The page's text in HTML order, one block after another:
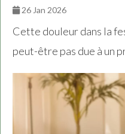
26 Jan 2026
Cette douleur dans la
peut-être pas due à un